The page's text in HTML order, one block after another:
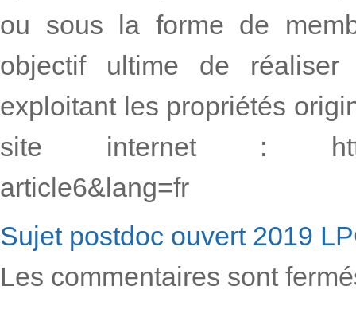
ou sous la forme de
objectif ultime de réaliser
exploitant les propriétés
site internet : http://
article6&lang=fr
Sujet postdoc ouvert 2019
Les commentaires sont